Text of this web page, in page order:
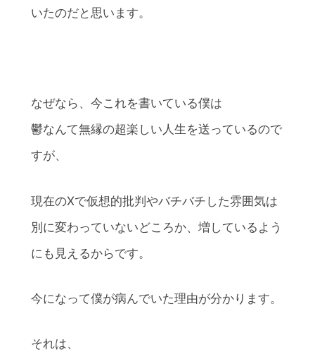
いたのだと思います。
なぜなら、今これを書いている僕は
鬱なんて無縁の超楽しい人生を送っているので
すが、
現在のXで仮想的批判やバチバチした雰囲気は
別に変わっていないどころか、増しているよう
にも見えるからです。
今になって僕が病んでいた理由が分かります。
それは、